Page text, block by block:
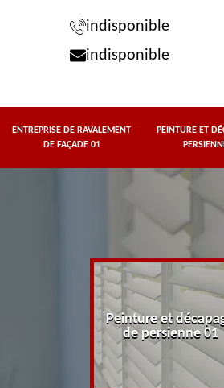
indisponible
indisponible
ENTREPRISE DE RAVALEMENT
DE FAÇADE 01
PEINTURE ET
Peinture et
de persienne 01